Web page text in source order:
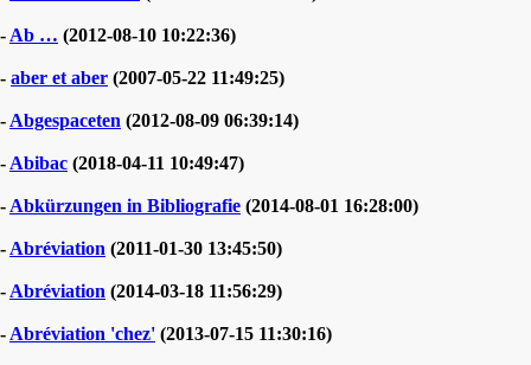
- Ab … (2012-08-10 10:22:36)
- aber et aber (2007-05-22 11:49:25)
- Abgespaceten (2012-08-09 06:39:14)
- Abibac (2018-04-11 10:49:47)
- Abkürzungen in Bibliografie (2014-08-01 16:28:00)
- Abréviation (2011-01-30 13:45:50)
- Abréviation (2014-03-18 11:56:29)
- Abréviation 'chez' (2013-07-15 11:30:16)